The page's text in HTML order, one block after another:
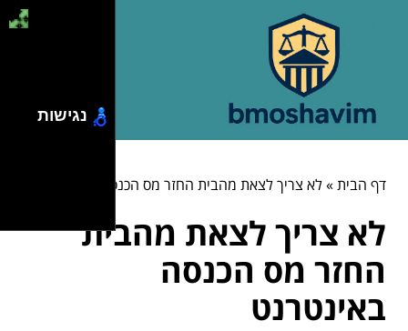
דף הבית»לא צריך לצאת מהבית החזר מס הכנסה באינטרנט
לא צריך לצאת מהבית
החזר מס הכנסה
באינטרנט
נגישות